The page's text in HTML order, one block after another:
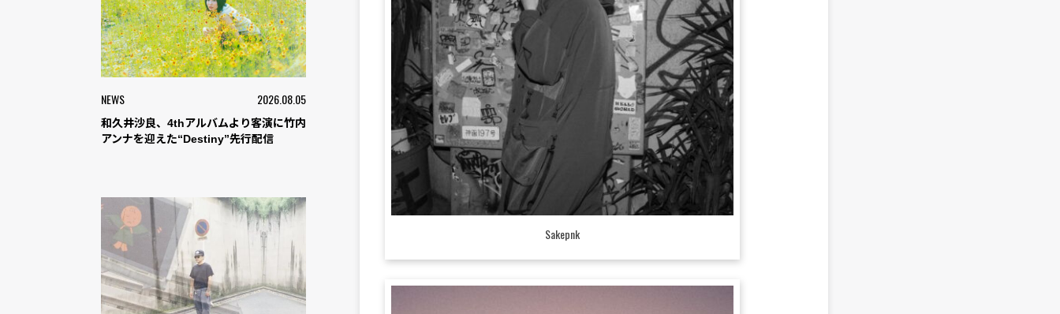
NEWS 2026.08.05
和久井沙良、4thアルバムより客演に竹内
アンナを迎えた“Destiny”先行配信
Sakepnk